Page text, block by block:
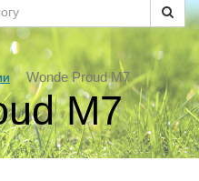
Wonde Proud M7
M7